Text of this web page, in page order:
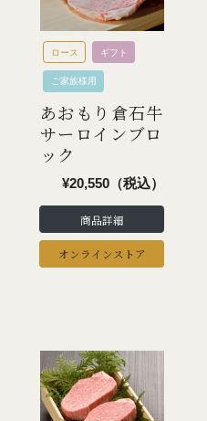
ロース ギフト
ご家族様用
あおもり倉石牛
サーロインブロ
ック
¥20,550（税込）
商品詳細
オンラインストア